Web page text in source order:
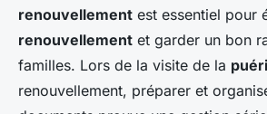
renouvellement est essentiel pour
renouvellement et garder un bon
familles. Lors de la visite de la
renouvellement, préparer et